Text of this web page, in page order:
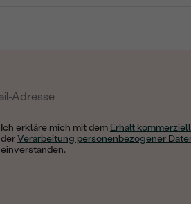
Ich erkläre mich mit dem Erhalt
derVerarbeitung personenbezogener
einverstanden.